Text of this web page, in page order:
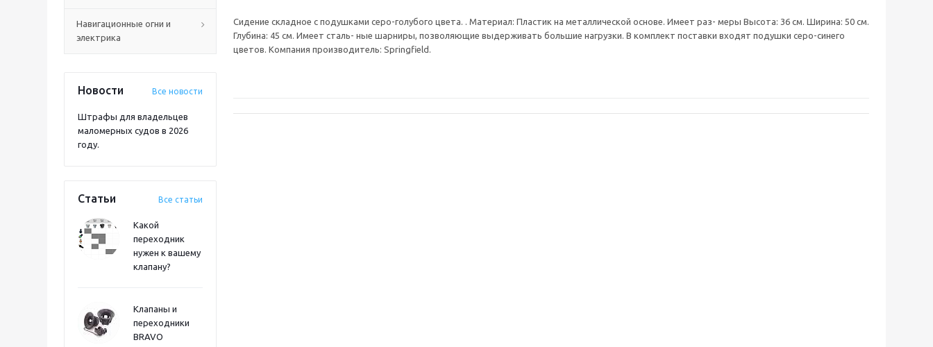
Навигационные огни и
электрика
Новости Все новости
Штрафы для владельцев
маломерных судов в 2026
году.
Статьи Все статьи
Какой
переходник
нужен к вашему
клапану?
Клапаны и
переходники
BRAVO
Сидение складное с подушками серо-голубого цвета. . Материал: Пластик на металлической основе. Имеет раз- меры Высота: 36 см. Ширина: 50 см.
Глубина: 45 см. Имеет сталь- ные шарниры, позволяющие выдерживать большие нагрузки. В комплект поставки входят подушки серо-синего
цветов. Компания производитель: Springfield.